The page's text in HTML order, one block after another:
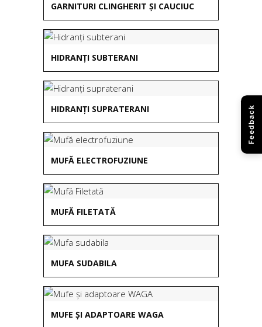
GARNITURI CLINGHERIT ȘI CAUCIUC
HIDRANȚI SUBTERANI
HIDRANȚI SUPRATERANI
MUFĂ ELECTROFUZIUNE
MUFĂ FILETATĂ
MUFA SUDABILA
MUFE ȘI ADAPTOARE WAGA
Feedback